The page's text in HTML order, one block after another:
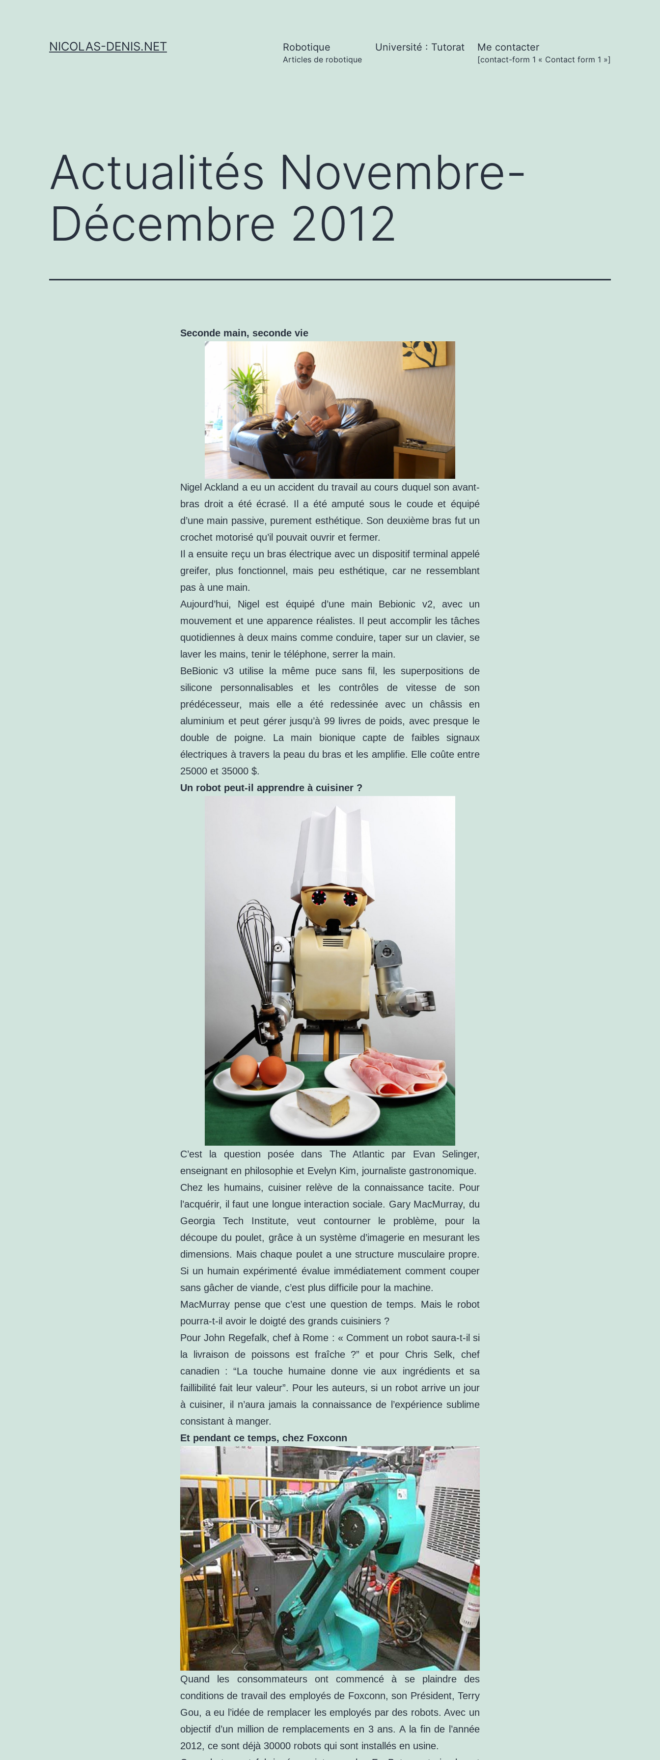
NICOLAS-DENIS.NET Robotique
Articles de robotique
Université : Tutorat Me contacter
[contact-form 1 « Contact form 1 »]
Actualités Novembre-
Décembre 2012
Seconde main, seconde vie
Nigel Ackland a eu un accident du travail au cours duquel son avant-
bras droit a été écrasé. Il a été amputé sous le coude et équipé
d’une main passive, purement esthétique. Son deuxième bras fut un
crochet motorisé qu’il pouvait ouvrir et fermer.
Il a ensuite reçu un bras électrique avec un dispositif terminal appelé
greifer, plus fonctionnel, mais peu esthétique, car ne ressemblant
pas à une main.
Aujourd’hui, Nigel est équipé d’une main Bebionic v2, avec un
mouvement et une apparence réalistes. Il peut accomplir les tâches
quotidiennes à deux mains comme conduire, taper sur un clavier, se
laver les mains, tenir le téléphone, serrer la main.
BeBionic v3 utilise la même puce sans fil, les superpositions de
silicone personnalisables et les contrôles de vitesse de son
prédécesseur, mais elle a été redessinée avec un châssis en
aluminium et peut gérer jusqu’à 99 livres de poids, avec presque le
double de poigne. La main bionique capte de faibles signaux
électriques à travers la peau du bras et les amplifie. Elle coûte entre
25000 et 35000 $.
Un robot peut-il apprendre à cuisiner ?
C’est la question posée dans The Atlantic par Evan Selinger,
enseignant en philosophie et Evelyn Kim, journaliste gastronomique.
Chez les humains, cuisiner relève de la connaissance tacite. Pour
l’acquérir, il faut une longue interaction sociale. Gary MacMurray, du
Georgia Tech Institute, veut contourner le problème, pour la
découpe du poulet, grâce à un système d’imagerie en mesurant les
dimensions. Mais chaque poulet a une structure musculaire propre.
Si un humain expérimenté évalue immédiatement comment couper
sans gâcher de viande, c’est plus difficile pour la machine.
MacMurray pense que c’est une question de temps. Mais le robot
pourra-t-il avoir le doigté des grands cuisiniers ?
Pour John Regefalk, chef à Rome : « Comment un robot saura-t-il si
la livraison de poissons est fraîche ?” et pour Chris Selk, chef
canadien : “La touche humaine donne vie aux ingrédients et sa
faillibilité fait leur valeur”. Pour les auteurs, si un robot arrive un jour
à cuisiner, il n’aura jamais la connaissance de l’expérience sublime
consistant à manger.
Et pendant ce temps, chez Foxconn
Quand les consommateurs ont commencé à se plaindre des
conditions de travail des employés de Foxconn, son Président, Terry
Gou, a eu l’idée de remplacer les employés par des robots. Avec un
objectif d’un million de remplacements en 3 ans. A la fin de l’année
2012, ce sont déjà 30000 robots qui sont installés en usine.